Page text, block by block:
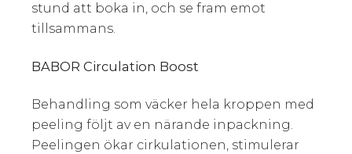
stund att boka in, och se fram emot
tillsammans.
BABOR Circulation Boost
Behandling som väcker hela kroppen med
peeling följt av en närande inpackning.
Peelingen ökar cirkulationen, stimulerar